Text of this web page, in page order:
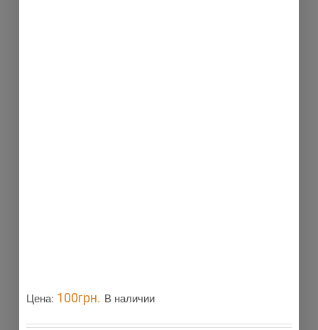
Цена: 100грн. В наличии